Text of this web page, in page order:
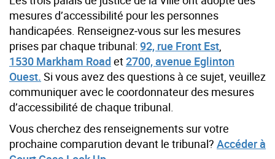
mesures d’accessibilité pour les personnes
handicapées. Renseignez‑vous sur les mesures
prises par chaque tribunal: 92, rue Front Est
1530 Markham Road et2700, avenue Eglinton
Ouest. Si vous avez des questions à ce sujet, veuillez
communiquer avec le coordonnateur des mesures
d’accessibilité de chaque tribunal.
Vous cherchez des renseignements sur votre
prochaine comparution devant le tribunal? Accéder à